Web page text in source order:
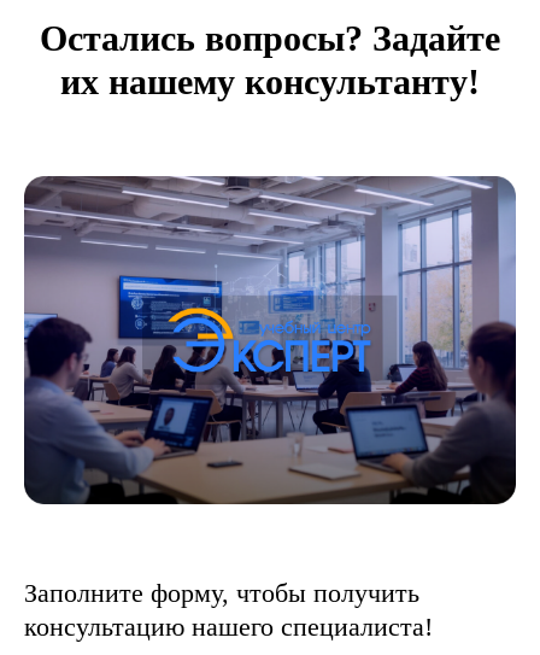
Остались вопросы? Задайте
их нашему консультанту!
Заполните форму, чтобы получить
консультацию нашего специалиста!